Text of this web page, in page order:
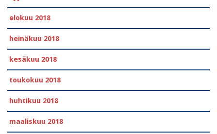
elokuu 2018
heinäkuu 2018
kesäkuu 2018
toukokuu 2018
huhtikuu 2018
maaliskuu 2018